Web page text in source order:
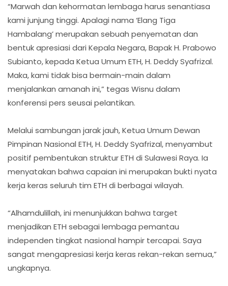
“Marwah dan kehormatan lembaga harus senantiasa
kami junjung tinggi. Apalagi nama ‘Elang Tiga
Hambalang’ merupakan sebuah penyematan dan
bentuk apresiasi dari Kepala Negara, Bapak H. Prabowo
Subianto, kepada Ketua Umum ETH, H. Deddy Syafrizal.
Maka, kami tidak bisa bermain-main dalam
menjalankan amanah ini,” tegas Wisnu dalam
konferensi pers seusai pelantikan.
Melalui sambungan jarak jauh, Ketua Umum Dewan
Pimpinan Nasional ETH, H. Deddy Syafrizal, menyambut
positif pembentukan struktur ETH di Sulawesi Raya. Ia
menyatakan bahwa capaian ini merupakan bukti nyata
kerja keras seluruh tim ETH di berbagai wilayah.
“Alhamdulillah, ini menunjukkan bahwa target
menjadikan ETH sebagai lembaga pemantau
independen tingkat nasional hampir tercapai. Saya
sangat mengapresiasi kerja keras rekan-rekan semua,”
ungkapnya.